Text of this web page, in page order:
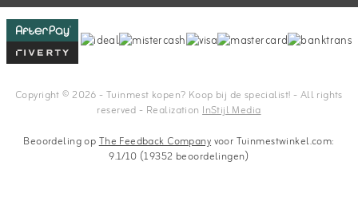
Copyright © 2026 - Tuinmest kopen? Koop bij de specialist! - All rights
reserved - RealizationInStijl Media
Beoordeling opThe Feedback Companyvoor Tuinmestwinkel.com:
9.1/10 (19352 beoordelingen)